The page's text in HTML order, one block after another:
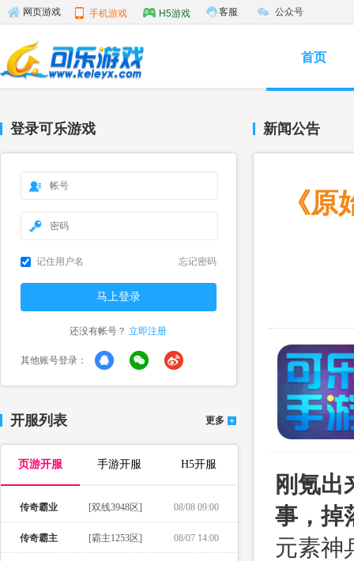
网页游戏 手机游戏 H5游戏 客服 公众号
首页
登录可乐游戏
记住用户名 忘记密码
还没有帐号？ 立即注册
其他账号登录：
开服列表 更多
页游开服 手游开服 H5开服
传奇霸业 [双线3948区] 08/08 09:00
传奇霸主 [霸主1253区] 08/07 14:00
新闻公告
《
刚氪出
事，掉
元素神